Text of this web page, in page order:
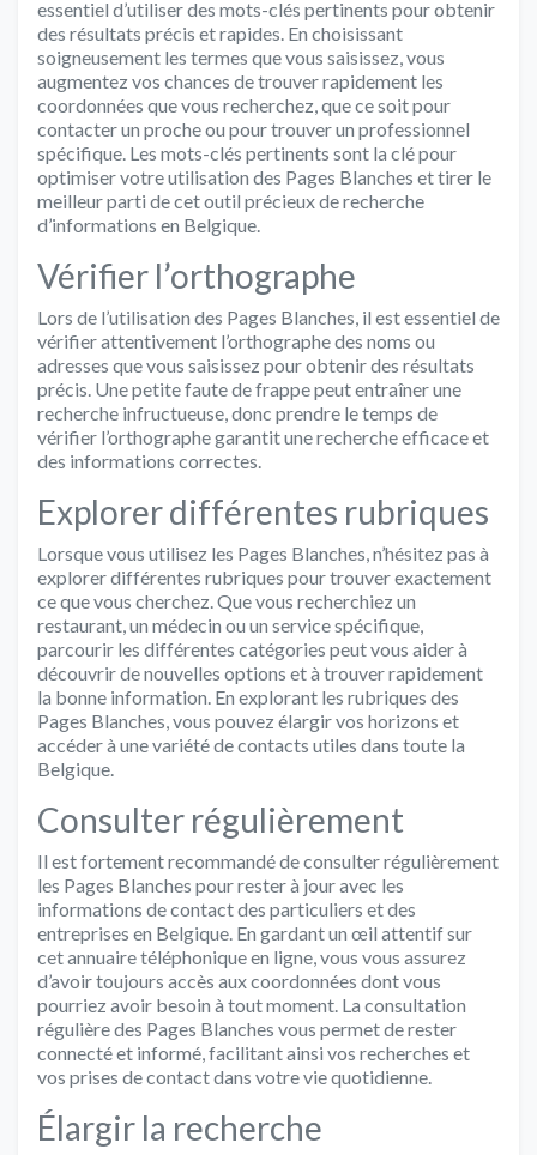
essentiel d’utiliser des mots-clés pertinents pour obtenir
des résultats précis et rapides. En choisissant
soigneusement les termes que vous saisissez, vous
augmentez vos chances de trouver rapidement les
coordonnées que vous recherchez, que ce soit pour
contacter un proche ou pour trouver un professionnel
spécifique. Les mots-clés pertinents sont la clé pour
optimiser votre utilisation des Pages Blanches et tirer le
meilleur parti de cet outil précieux de recherche
d’informations en Belgique.
Vérifier l’orthographe
Lors de l’utilisation des Pages Blanches, il est essentiel de
vérifier attentivement l’orthographe des noms ou
adresses que vous saisissez pour obtenir des résultats
précis. Une petite faute de frappe peut entraîner une
recherche infructueuse, donc prendre le temps de
vérifier l’orthographe garantit une recherche efficace et
des informations correctes.
Explorer différentes rubriques
Lorsque vous utilisez les Pages Blanches, n’hésitez pas à
explorer différentes rubriques pour trouver exactement
ce que vous cherchez. Que vous recherchiez un
restaurant, un médecin ou un service spécifique,
parcourir les différentes catégories peut vous aider à
découvrir de nouvelles options et à trouver rapidement
la bonne information. En explorant les rubriques des
Pages Blanches, vous pouvez élargir vos horizons et
accéder à une variété de contacts utiles dans toute la
Belgique.
Consulter régulièrement
Il est fortement recommandé de consulter régulièrement
les Pages Blanches pour rester à jour avec les
informations de contact des particuliers et des
entreprises en Belgique. En gardant un œil attentif sur
cet annuaire téléphonique en ligne, vous vous assurez
d’avoir toujours accès aux coordonnées dont vous
pourriez avoir besoin à tout moment. La consultation
régulière des Pages Blanches vous permet de rester
connecté et informé, facilitant ainsi vos recherches et
vos prises de contact dans votre vie quotidienne.
Élargir la recherche